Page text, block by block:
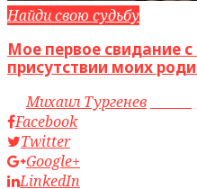
Найди свою судьбу
Мое первое свидание
присутствии моих
byМихаил Тургенев
Facebook
Twitter
Google+
LinkedIn